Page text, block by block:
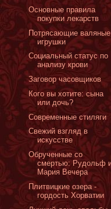
Основные правила
покупки лекарств
Потрясающие валяные
игрушки
Социальный статус по
анализу крови
Заговор часовщиков
Кого вы хотите: сына
или дочь?
Современные стиляги
Свежий взгляд в
искусстве
Обрученные со
смертью: Рудольф
Мария Вечера
Плитвицкие озера -
гордость Хорватии